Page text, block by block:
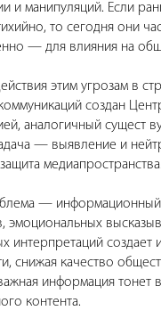
и манипуляций. Если
то сегодня они
— для влияния на
этим угрозам в
создан
аналогичный сущест
— выявление и
медиапространства.
—
эмоциональных
интерпретаций создает
снижая качество
информация тонет
контента.